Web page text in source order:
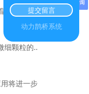
工艺复杂、
细颗粒的..
将进一步
提交留言
动力鹊桥系统